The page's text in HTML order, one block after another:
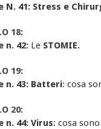
N. 41: Stress e
18:
n. 42: Le STOMIE.
19:
n. 43: Batteri: cosa
20:
n. 44: Virus: cosa